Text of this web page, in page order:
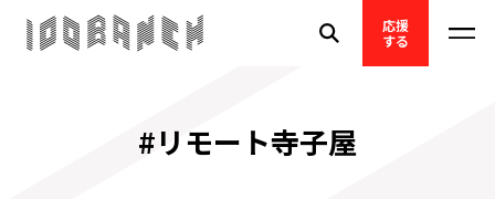
応援
する
#リモート寺子屋